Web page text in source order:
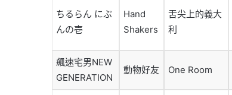
ちるらん にぶ
んの壱
Hand
Shakers
舌尖上的義大
利
飆速宅男NEW
GENERATION
動物好友 One Room